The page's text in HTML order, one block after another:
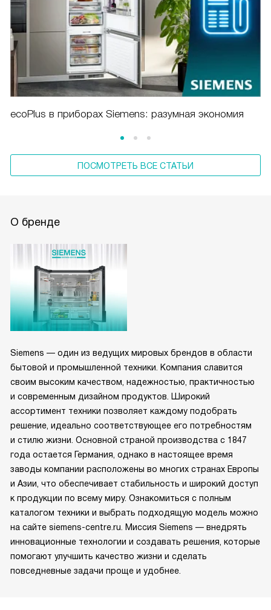
ecoPlus в приборах Siemens: разумная экономия
ПОСМОТРЕТЬ ВСЕ СТАТЬИ
О бренде
Siemens — один из ведущих мировых брендов в области
бытовой и промышленной техники. Компания славится
своим высоким качеством, надежностью, практичностью
и современным дизайном продуктов. Широкий
ассортимент техники позволяет каждому подобрать
решение, идеально соответствующее его потребностям
и стилю жизни. Основной страной производства с 1847
года остается Германия, однако в настоящее время
заводы компании расположены во многих странах Европы
и Азии, что обеспечивает стабильность и широкий доступ
к продукции по всему миру. Ознакомиться с полным
каталогом техники и выбрать подходящую модель можно
на сайте siemens-centre.ru. Миссия Siemens — внедрять
инновационные технологии и создавать решения, которые
помогают улучшить качество жизни и сделать
повседневные задачи проще и удобнее.